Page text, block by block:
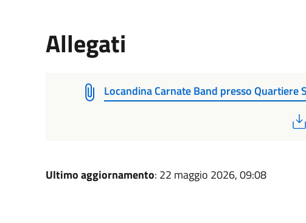
Allegati
Locandina Carnate Band presso Quartiere
Ultimo aggiornamento: 22 maggio 2026, 09:08